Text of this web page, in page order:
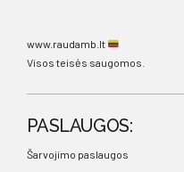
www.raudamb.lt
Visos teisės saugomos.
PASLAUGOS:
Šarvojimo paslaugos